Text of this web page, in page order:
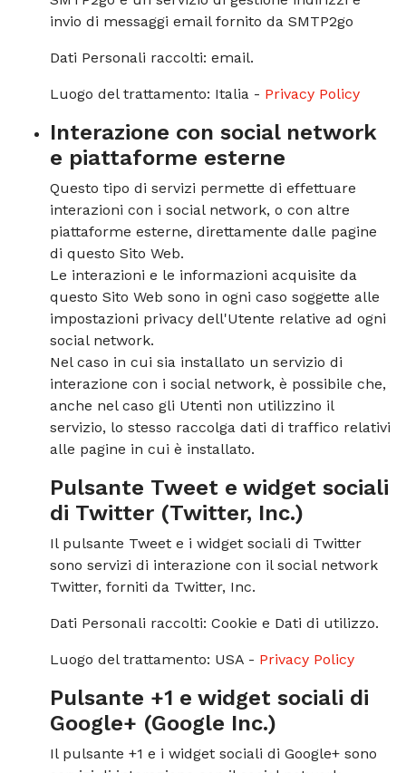
invio di messaggi email fornito da SMTP2go
Dati Personali raccolti: email.
Luogo del trattamento: Italia - Privacy Policy
Interazione con social network
e piattaforme esterne
Questo tipo di servizi permette di effettuare
interazioni con i social network, o con altre
piattaforme esterne, direttamente dalle pagine
di questo Sito Web.
Le interazioni e le informazioni acquisite da
questo Sito Web sono in ogni caso soggette alle
impostazioni privacy dell'Utente relative ad ogni
social network.
Nel caso in cui sia installato un servizio di
interazione con i social network, è possibile che,
anche nel caso gli Utenti non utilizzino il
servizio, lo stesso raccolga dati di traffico relativi
alle pagine in cui è installato.
Pulsante Tweet e widget sociali
di Twitter (Twitter, Inc.)
Il pulsante Tweet e i widget sociali di Twitter
sono servizi di interazione con il social network
Twitter, forniti da Twitter, Inc.
Dati Personali raccolti: Cookie e Dati di utilizzo.
Luogo del trattamento: USA - Privacy Policy
Pulsante +1 e widget sociali di
Google+ (Google Inc.)
Il pulsante +1 e i widget sociali di Google+ sono